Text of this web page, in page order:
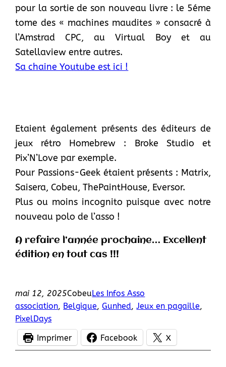
pour la sortie de son nouveau livre : le 5éme
tome des « machines maudites » consacré à
l’Amstrad CPC, au Virtual Boy et au
Satellaview entre autres.
Sa chaine Youtube est ici !
Etaient également présents des éditeurs de
jeux rétro Homebrew : Broke Studio et
Pix’N’Love par exemple.
Pour Passions-Geek étaient présents : Matrix,
Saisera, Cobeu, ThePaintHouse, Eversor.
Plus ou moins incognito puisque avec notre
nouveau polo de l’asso !
A refaire l’année prochaine… Excellent
édition en tout cas !!!
mai 12, 2025Cobeu Les Infos Asso
association, Belgique, Gunhed, Jeux en pagaille
PixelDays
Imprimer
Facebook X